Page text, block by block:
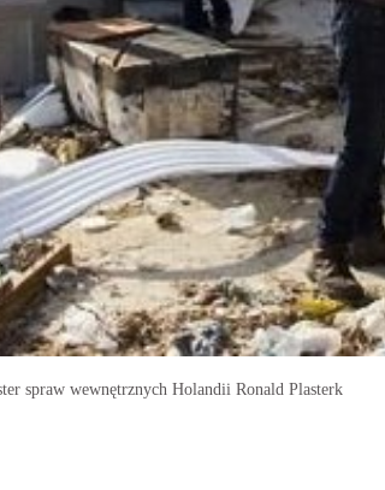
spraw wewnętrznych Holandii Ronald Plasterk